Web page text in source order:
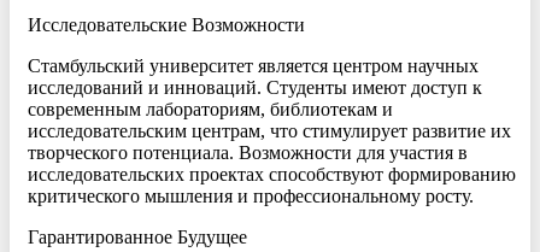
Исследовательские Возможности
Стамбульский университет является центром научных
исследований и инноваций. Студенты имеют доступ к
современным лабораториям, библиотекам и
исследовательским центрам, что стимулирует развитие их
творческого потенциала. Возможности для участия в
исследовательских проектах способствуют формированию
критического мышления и профессиональному росту.
Гарантированное Будущее